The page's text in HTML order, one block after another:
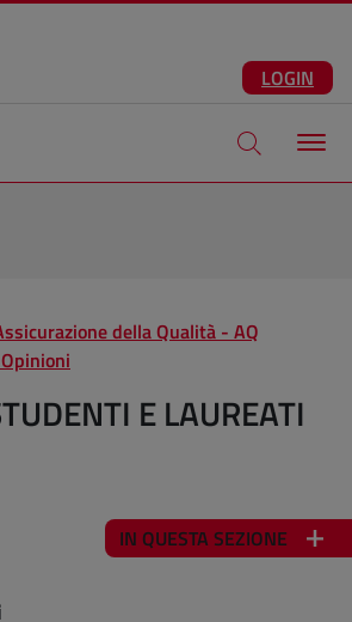
LOGIN
Apri modale
della Qualità - AQ
E LAUREATI
IN QUESTA SEZIONE